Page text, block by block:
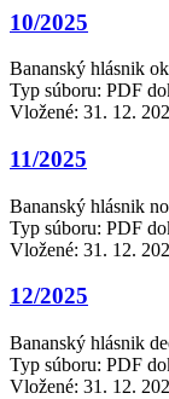
10/2025
Bananský hlásnik
Typ súboru: PDF
Vložené: 31. 12.
11/2025
Bananský hlásnik
Typ súboru: PDF
Vložené: 31. 12.
12/2025
Bananský hlásnik
Typ súboru: PDF
Vložené: 31. 12.